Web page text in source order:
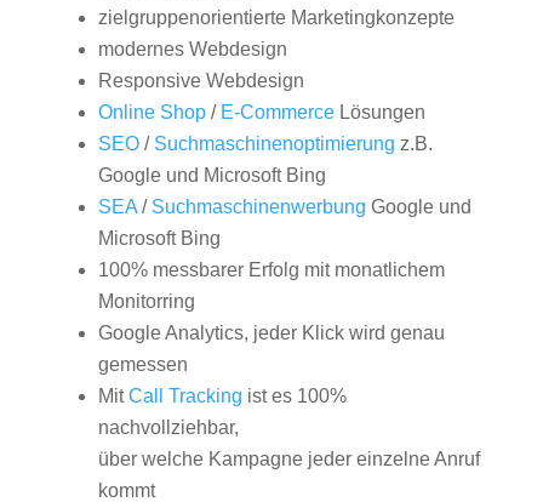
zielgruppenorientierte Marketingkonzepte
modernes Webdesign
Responsive Webdesign
Online Shop/ E-CommerceLösungen
SEO/ Suchmaschinenoptimierung z.B.
Google und Microsoft Bing
SEA/ Suchmaschinenwerbung Google und
Microsoft Bing
100% messbarer Erfolg mit monatlichem
Monitorring
Google Analytics, jeder Klick wird genau
gemessen
MitCall Tracking ist es 100%
nachvollziehbar,
über welche Kampagne jeder einzelne Anruf
kommt